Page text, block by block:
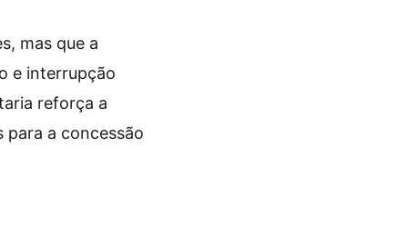
mas que a
e interrupção
reforça a
para a concessão